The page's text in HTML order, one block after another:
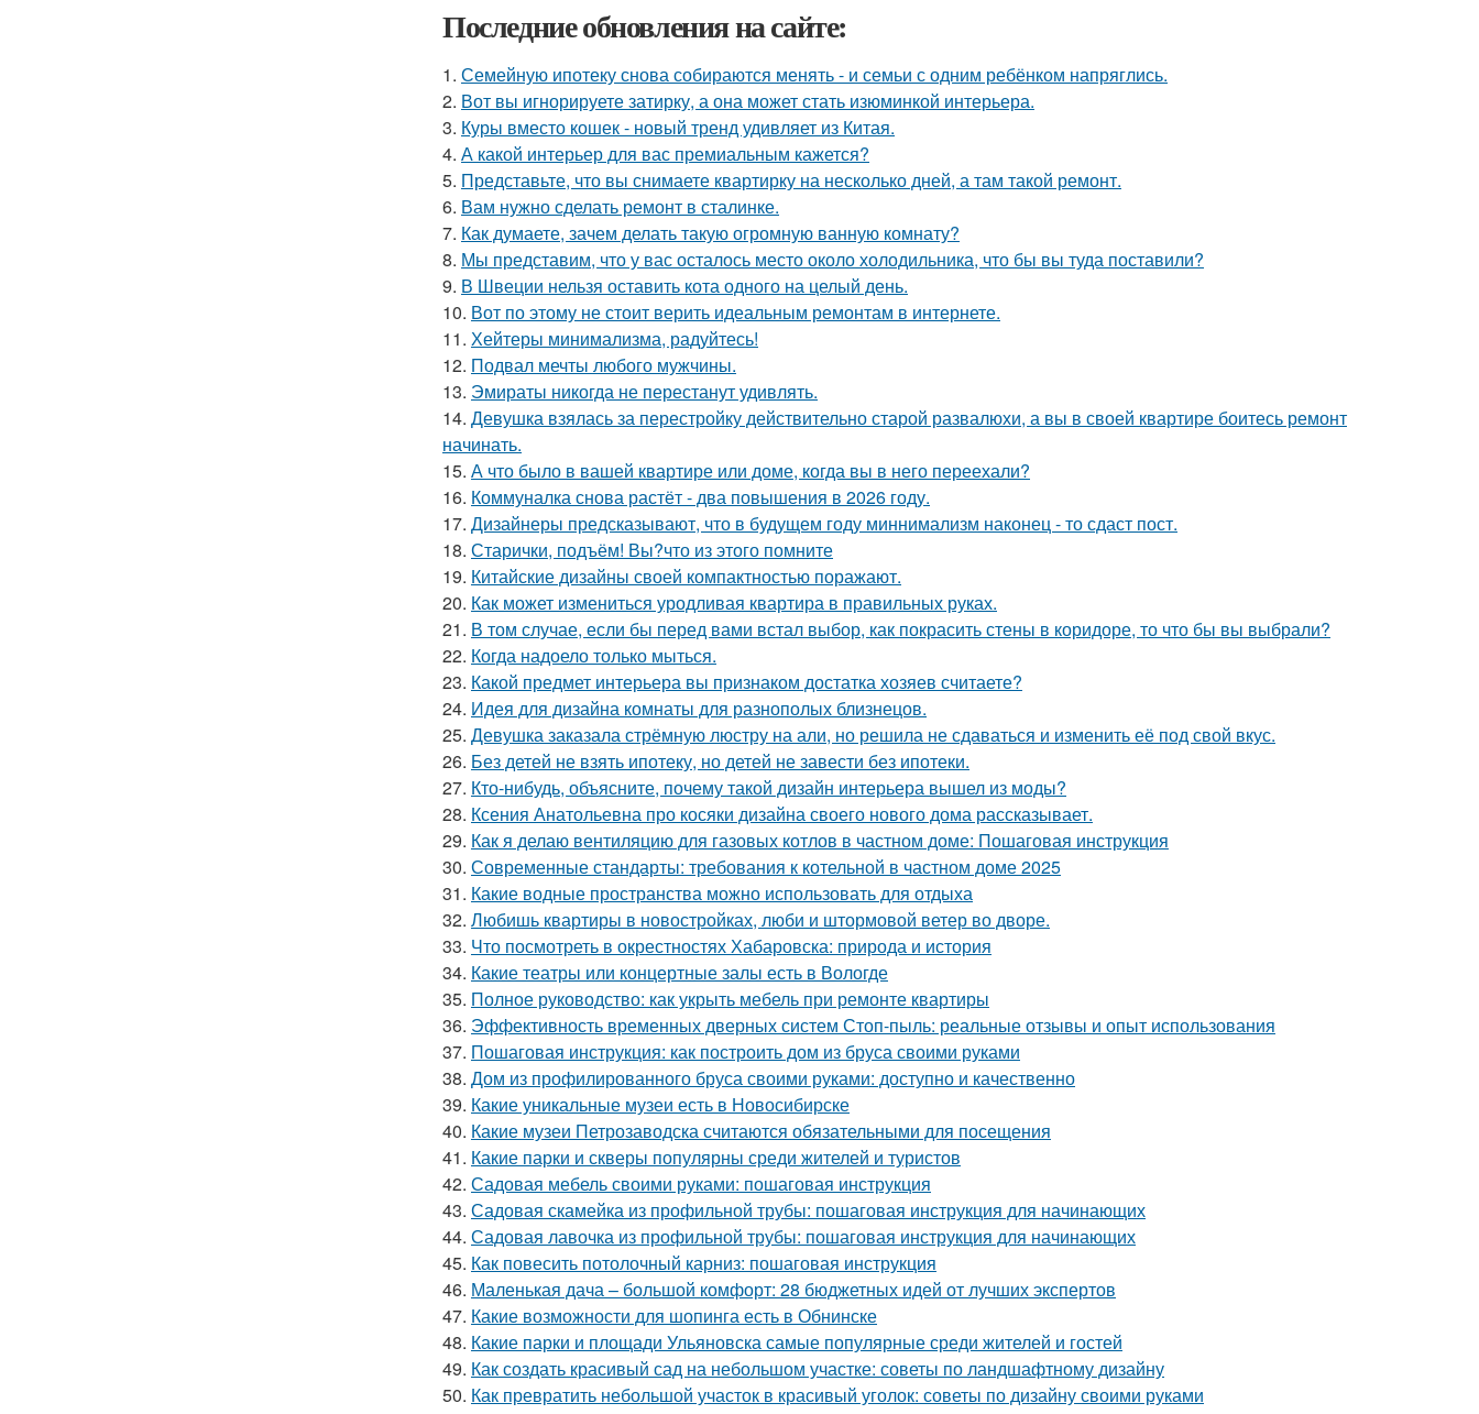
Последние обновления на сайте:
1. Семейную ипотеку снова собираются менять - и семьи с одним ребёнком напряглись.
2. Вот вы игнорируете затирку, а она может стать изюминкой интерьера.
3. Куры вместо кошек - новый тренд удивляет из Китая.
4. А какой интерьер для вас премиальным кажется?
5. Представьте, что вы снимаете квартирку на несколько дней, а там такой ремонт.
6. Вам нужно сделать ремонт в сталинке.
7. Как думаете, зачем делать такую огромную ванную комнату?
8. Мы представим, что у вас осталось место около холодильника, что бы вы туда поставили?
9. В Швеции нельзя оставить кота одного на целый день.
10. Вот по этому не стоит верить идеальным ремонтам в интернете.
11. Хейтеры минимализма, радуйтесь!
12. Подвал мечты любого мужчины.
13. Эмираты никогда не перестанут удивлять.
14. Девушка взялась за перестройку действительно старой развалюхи, а вы в своей квартире боитесь ремонт
начинать.
15. А что было в вашей квартире или доме, когда вы в него переехали?
16. Коммуналка снова растёт - два повышения в 2026 году.
17. Дизайнеры предсказывают, что в будущем году миннимализм наконец - то сдаст пост.
18. Старички, подъём! Вы?что из этого помните
19. Китайские дизайны своей компактностью поражают.
20. Как может измениться уродливая квартира в правильных руках.
21. В том случае, если бы перед вами встал выбор, как покрасить стены в коридоре, то что бы вы выбрали?
22. Когда надоело только мыться.
23. Какой предмет интерьера вы признаком достатка хозяев считаете?
24. Идея для дизайна комнаты для разнополых близнецов.
25. Девушка заказала стрёмную люстру на али, но решила не сдаваться и изменить её под свой вкус.
26. Без детей не взять ипотеку, но детей не завести без ипотеки.
27. Кто-нибудь, объясните, почему такой дизайн интерьера вышел из моды?
28. Ксения Анатольевна про косяки дизайна своего нового дома рассказывает.
29. Как я делаю вентиляцию для газовых котлов в частном доме: Пошаговая инструкция
30. Современные стандарты: требования к котельной в частном доме 2025
31. Какие водные пространства можно использовать для отдыха
32. Любишь квартиры в новостройках, люби и штормовой ветер во дворе.
33. Что посмотреть в окрестностях Хабаровска: природа и история
34. Какие театры или концертные залы есть в Вологде
35. Полное руководство: как укрыть мебель при ремонте квартиры
36. Эффективность временных дверных систем Стоп-пыль: реальные отзывы и опыт использования
37. Пошаговая инструкция: как построить дом из бруса своими руками
38. Дом из профилированного бруса своими руками: доступно и качественно
39. Какие уникальные музеи есть в Новосибирске
40. Какие музеи Петрозаводска считаются обязательными для посещения
41. Какие парки и скверы популярны среди жителей и туристов
42. Садовая мебель своими руками: пошаговая инструкция
43. Садовая скамейка из профильной трубы: пошаговая инструкция для начинающих
44. Садовая лавочка из профильной трубы: пошаговая инструкция для начинающих
45. Как повесить потолочный карниз: пошаговая инструкция
46. Маленькая дача – большой комфорт: 28 бюджетных идей от лучших экспертов
47. Какие возможности для шопинга есть в Обнинске
48. Какие парки и площади Ульяновска самые популярные среди жителей и гостей
49. Как создать красивый сад на небольшом участке: советы по ландшафтному дизайну
50. Как превратить небольшой участок в красивый уголок: советы по дизайну своими руками